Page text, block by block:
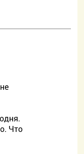
Что